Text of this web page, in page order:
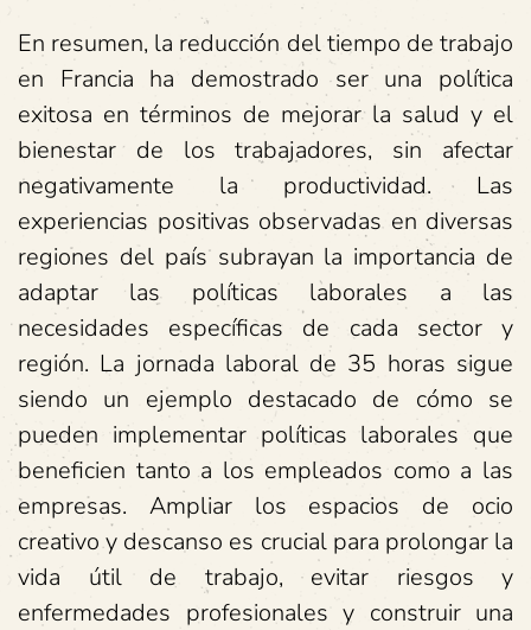
En resumen, la reducción del tiempo de trabajo
en Francia ha demostrado ser una política
exitosa en términos de mejorar la salud y el
bienestar de los trabajadores, sin afectar
negativamente la productividad. Las
experiencias positivas observadas en diversas
regiones del país subrayan la importancia de
adaptar las políticas laborales a las
necesidades específicas de cada sector y
región. La jornada laboral de 35 horas sigue
siendo un ejemplo destacado de cómo se
pueden implementar políticas laborales que
beneficien tanto a los empleados como a las
empresas. Ampliar los espacios de ocio
creativo y descanso es crucial para prolongar la
vida útil de trabajo, evitar riesgos y
enfermedades profesionales y construir una